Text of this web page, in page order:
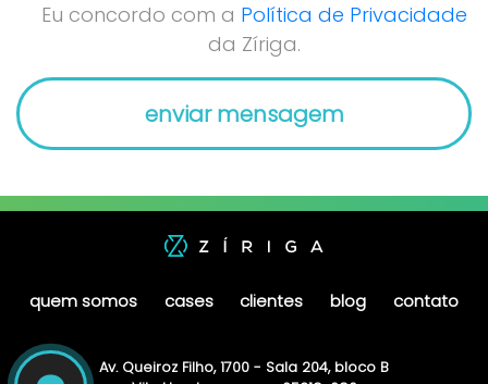
Eu concordo com a Política de Privacidade
da Zíriga.
quem somos cases clientes blog contato
Av. Queiroz Filho, 1700 - Sala 204, bloco B